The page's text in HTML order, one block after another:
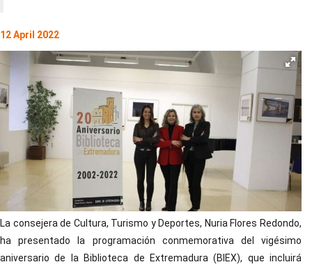
12 April 2022
La consejera de Cultura, Turismo y Deportes, Nuria Flores Redondo,
ha presentado la programación conmemorativa del vigésimo
aniversario de la Biblioteca de Extremadura (BIEX), que incluirá